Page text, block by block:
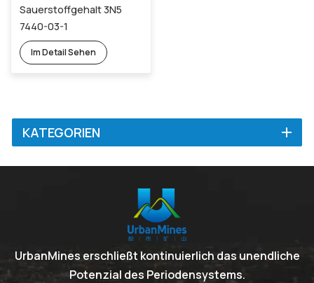
Sauerstoffgehalt 3N5
7440-03-1
Im Detail Sehen
KATEGORIEN
UrbanMines erschließt kontinuierlich das unendliche
Potenzial des Periodensystems.